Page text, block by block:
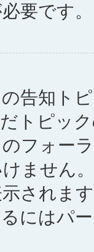
要です。
告知ト
トピッ
フォー
ません
されま
にはパ